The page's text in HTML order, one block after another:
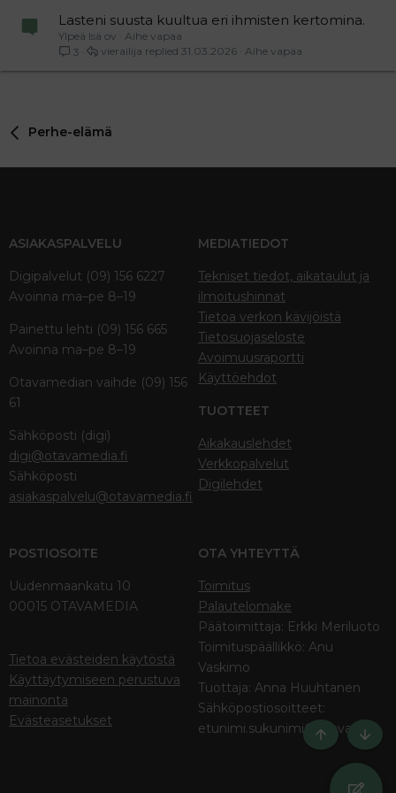
Lasteni suusta kuultua eri ihmisten kertomina.
Ylpeä Isä ov
Aihe vapaa
3
Aihe vapaa
31.03.2026
vierailija
Perhe-elämä
ASIAKASPALVELU
Digipalvelut (09) 156 6227
Avoinna ma–pe 8–19
Painettu lehti (09) 156 665
Avoinna ma–pe 8–19
Otavamedian vaihde (09) 156
61
Sähköposti (digi)
digi@otavamedia.fi
Sähköposti
asiakaspalvelu@otavamedia.fi
MEDIATIEDOT
Tekniset tiedot, aikataulut ja
ilmoitushinnat
Tietoa verkon kävijöistä
Tietosuojaseloste
Avoimuusraportti
Käyttöehdot
TUOTTEET
Aikakauslehdet
Verkkopalvelut
Digilehdet
POSTIOSOITE
Uudenmaankatu 10
00015 OTAVAMEDIA
Tietoa evästeiden käytöstä
Käyttäytymiseen perustuva
mainonta
Evästeasetukset
OTA YHTEYTTÄ
Toimitus
Palautelomake
Päätoimittaja: Erkki Meriluoto
Toimituspäällikkö: Anu
Vaskimo
Tuottaja: Anna Huuhtanen
Sähköpostiosoitteet:
etunimi.sukunimi@otava.fi
Ylös